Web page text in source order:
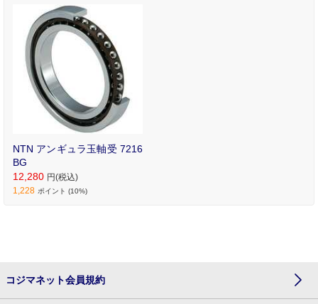
がラジアル方向に対して
ある角度(接触角)をもっ
ています｡
NTN アンギュラ玉軸受 7216
BG
12,280 円(税込)
1,228 ポイント (10%)
コジマネット会員規約